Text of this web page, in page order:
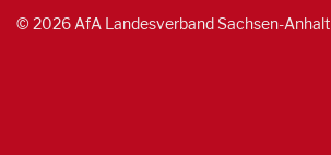
© 2026 AfA Landesverband Sachsen-Anhalt